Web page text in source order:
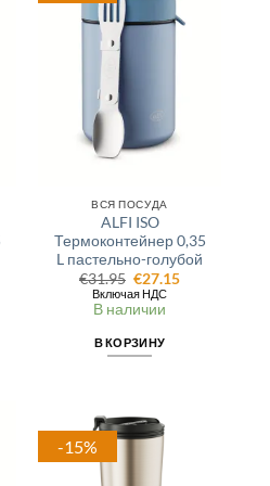
ВСЯ ПОСУДА
ALFI ISO
Термоконтейнер 0,35
L пастельно-голубой
€31.95 Первоначальная
цена
составляла
€31.95.
€27.15Текущая
Включая НДС
В наличии
В КОРЗИНУ
-15%